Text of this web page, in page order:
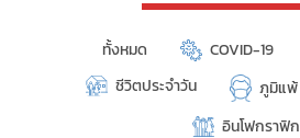
ทั้งหมด COVID-19
ชีวิตประจำวัน
ภูมิแพ้
อินโฟกราฟิก